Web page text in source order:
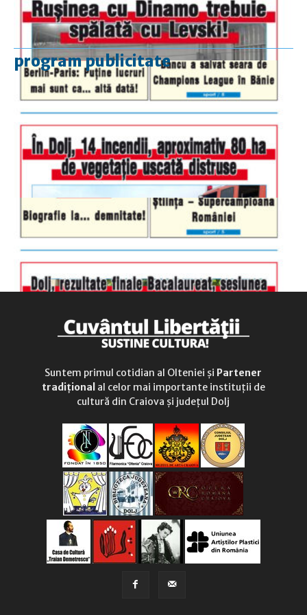
program publicitate
luni-vineri
9.00 - 17.00
duminică
9.00 - 12.00
Suntem primul cotidian al Olteniei și Partener
tradițional al celor mai importante instituții de
cultură din Craiova și județul Dolj